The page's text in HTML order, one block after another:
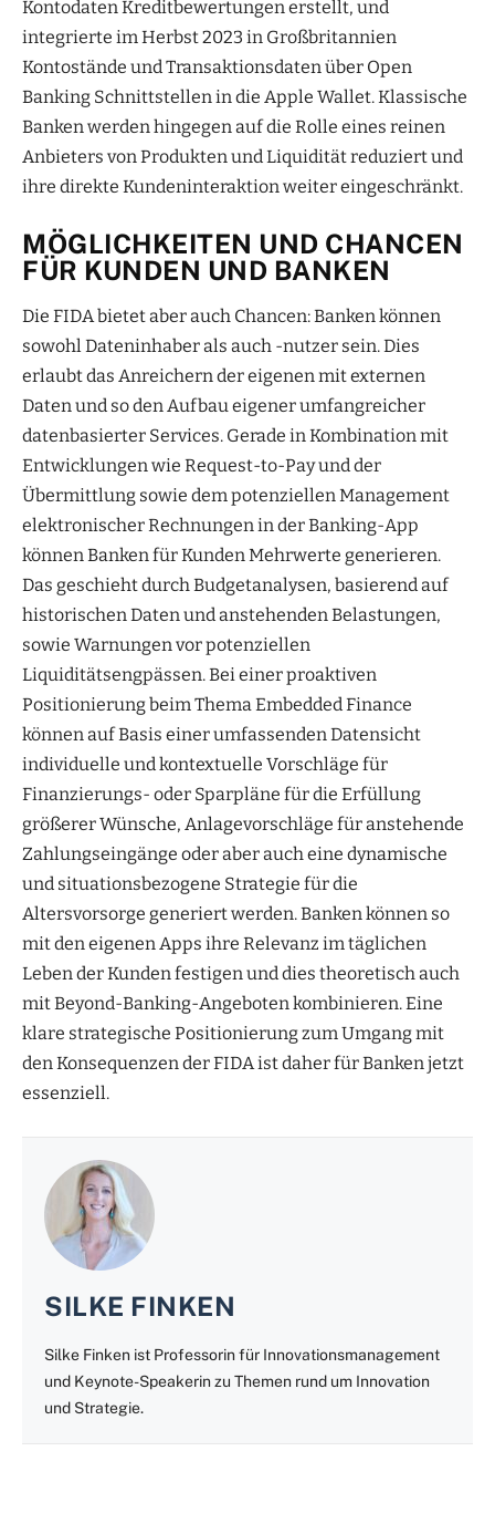
Kontodaten Kreditbewertungen erstellt, und
integrierte im Herbst 2023 in Großbritannien
Kontostände und Transaktionsdaten über Open
Banking Schnittstellen in die Apple Wallet. Klassische
Banken werden hingegen auf die Rolle eines reinen
Anbieters von Produkten und Liquidität reduziert und
ihre direkte Kundeninteraktion weiter eingeschränkt.
MÖGLICHKEITEN UND CHANCEN
FÜR KUNDEN UND BANKEN
Die FIDA bietet aber auch Chancen: Banken können
sowohl Dateninhaber als auch -nutzer sein. Dies
erlaubt das Anreichern der eigenen mit externen
Daten und so den Aufbau eigener umfangreicher
datenbasierter Services. Gerade in Kombination mit
Entwicklungen wie Request-to-Pay und der
Übermittlung sowie dem potenziellen Management
elektronischer Rechnungen in der Banking-App
können Banken für Kunden Mehrwerte generieren.
Das geschieht durch Budgetanalysen, basierend auf
historischen Daten und anstehenden Belastungen,
sowie Warnungen vor potenziellen
Liquiditätsengpässen. Bei einer proaktiven
Positionierung beim Thema Embedded Finance
können auf Basis einer umfassenden Datensicht
individuelle und kontextuelle Vorschläge für
Finanzierungs- oder Sparpläne für die Erfüllung
größerer Wünsche, Anlagevorschläge für anstehende
Zahlungseingänge oder aber auch eine dynamische
und situationsbezogene Strategie für die
Altersvorsorge generiert werden. Banken können so
mit den eigenen Apps ihre Relevanz im täglichen
Leben der Kunden festigen und dies theoretisch auch
mit Beyond-Banking-Angeboten kombinieren. Eine
klare strategische Positionierung zum Umgang mit
den Konsequenzen der FIDA ist daher für Banken jetzt
essenziell.
SILKE FINKEN
Silke Finken ist Professorin für Innovationsmanagement
und Keynote-Speakerin zu Themen rund um Innovation
und Strategie.